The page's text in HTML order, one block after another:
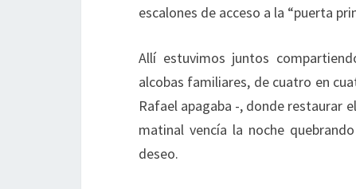
escalones de acceso a la “puerta
Allí estuvimos juntos
alcobas familiares, de cuatro en
Rafael apagaba -, donde restaurar
matinal vencía la noche
deseo.